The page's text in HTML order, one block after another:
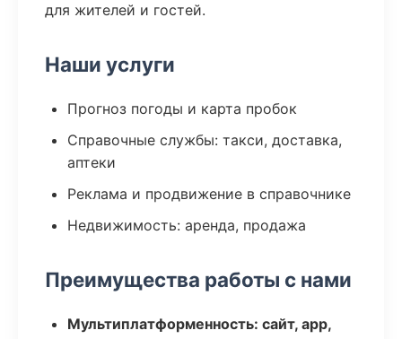
для жителей и гостей.
Наши услуги
Прогноз погоды и карта пробок
Справочные службы: такси, доставка,
аптеки
Реклама и продвижение в справочнике
Недвижимость: аренда, продажа
Преимущества работы с нами
Мультиплатформенность: сайт, app,